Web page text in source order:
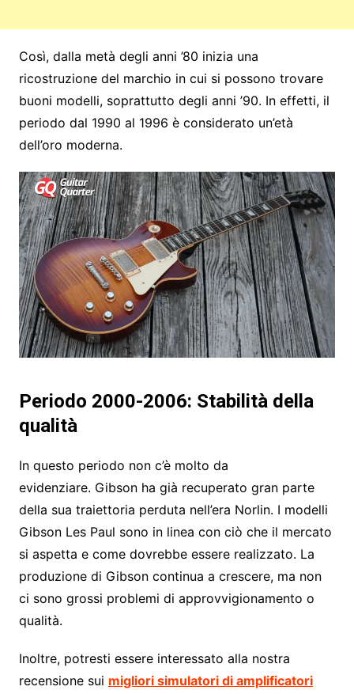
Così, dalla metà degli anni ’80 inizia una
ricostruzione del marchio in cui si possono trovare
buoni modelli, soprattutto degli anni ’90. In effetti, il
periodo dal 1990 al 1996 è considerato un’età
dell’oro moderna.
Periodo 2000-2006: Stabilità della
qualità
In questo periodo non c’è molto da
evidenziare. Gibson ha già recuperato gran parte
della sua traiettoria perduta nell’era Norlin. I modelli
Gibson Les Paul sono in linea con ciò che il mercato
si aspetta e come dovrebbe essere realizzato. La
produzione di Gibson continua a crescere, ma non
ci sono grossi problemi di approvvigionamento o
qualità.
Inoltre, potresti essere interessato alla nostra
recensione sui migliori simulatori di amplificatori